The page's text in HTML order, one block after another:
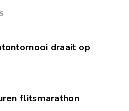
draait op
flitsmarathon